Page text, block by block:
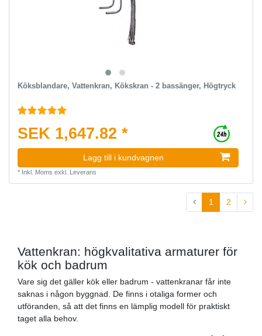
Köksblandare, Vattenkran, Kökskran - 2 bassänger, Högtryck
SEK 1,647.82 *
Lagg till i kundvagnen
* Inkl. Moms exkl. Leverans
1 2
Vattenkran: högkvalitativa armaturer för
kök och badrum
Vare sig det gäller kök eller badrum - vattenkranar får inte
saknas i någon byggnad. De finns i otaliga former och
utföranden, så att det finns en lämplig modell för praktiskt
taget alla behov.